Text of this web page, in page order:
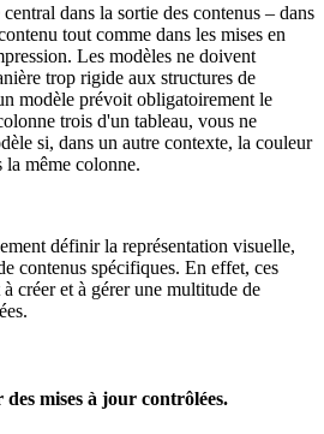
dans la sortie des contenus – dans
tout comme dans les mises en
Les modèles ne doivent
trop rigide aux structures de
modèle prévoit obligatoirement le
trois d'un tableau, vous ne
si, dans un autre contexte, la couleur
même colonne.
définir la représentation visuelle,
contenus spécifiques. En effet, ces
créer et à gérer une multitude de
mises à jour contrôlées.